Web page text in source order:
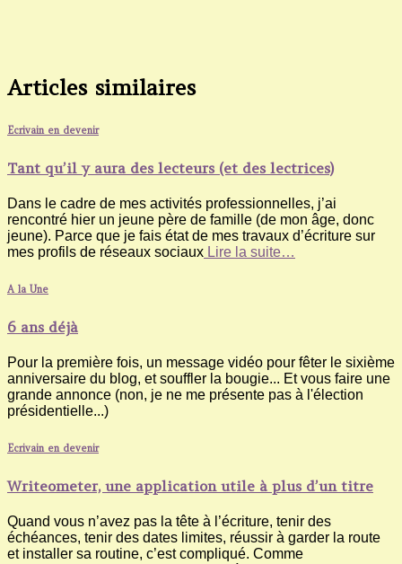
Articles similaires
Ecrivain en devenir
Tant qu’il y aura des lecteurs (et des lectrices)
Dans le cadre de mes activités professionnelles, j’ai
rencontré hier un jeune père de famille (de mon âge, donc
jeune). Parce que je fais état de mes travaux d’écriture sur
mes profils de réseaux sociaux Lire la suite…
A la Une
6 ans déjà
Pour la première fois, un message vidéo pour fêter le sixième
anniversaire du blog, et souffler la bougie... Et vous faire une
grande annonce (non, je ne me présente pas à l'élection
présidentielle...)
Ecrivain en devenir
Writeometer, une application utile à plus d’un titre
Quand vous n’avez pas la tête à l’écriture, tenir des
échéances, tenir des dates limites, réussir à garder la route
et installer sa routine, c’est compliqué. Comme